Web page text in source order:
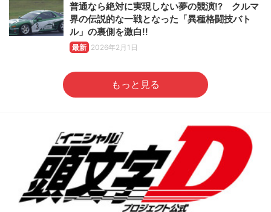
普通なら絶対に実現しない夢の競演!? クルマ
界の伝説的な一戦となった「異種格闘技バト
ル」の裏側を激白!!
最新 2026年2月1日
もっと見る